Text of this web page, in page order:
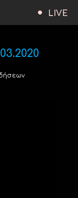
LIVE